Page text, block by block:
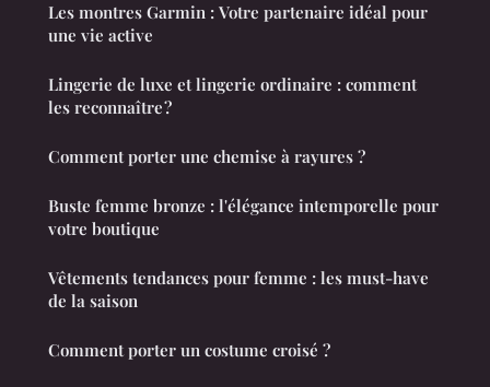
Les montres Garmin : Votre partenaire idéal pour
une vie active
Lingerie de luxe et lingerie ordinaire : comment
les reconnaître ?
Comment porter une chemise à rayures ?
Buste femme bronze : l'élégance intemporelle pour
votre boutique
Vêtements tendances pour femme : les must-have
de la saison
Comment porter un costume croisé ?